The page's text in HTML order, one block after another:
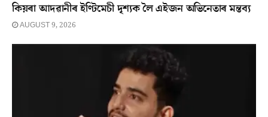
কিয়ৰা আদৱানীৰ ইণ্টিমেচী দৃশ্যক লৈ এইজন অভিনেতাৰ মন্তব্য
AUGUST 9, 2026